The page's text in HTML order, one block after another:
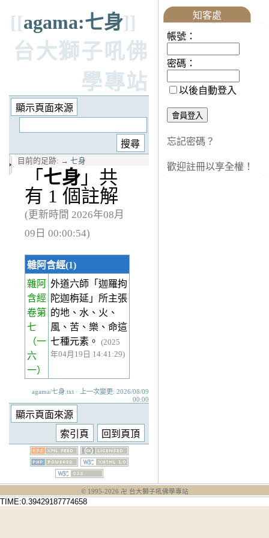
[[agama:七身]]
台大獅子吼佛
學專站
目前的足跡: → 七身
「 七身 」共
有 1 個註解
(更新時間 2026年08月
09日 00:00:54)
雜阿含經(1)
雜阿
含經
卷第
七
（一
六
一）
外道六師「迦羅拘
陀迦栴延」所主張
的地、水、火、
風、苦、樂、命這
七種元素。
(2025
年04月19日 14:41:29)
agama/七身.txt · 上一次變更: 2026/08/09
00:00
知客處
帳號：
密碼：
以後自動登入
忘記密碼？
歡迎註冊以享全權！
© 1995-2026 卍 台大獅子吼佛學專站
TIME:0.39429187774658